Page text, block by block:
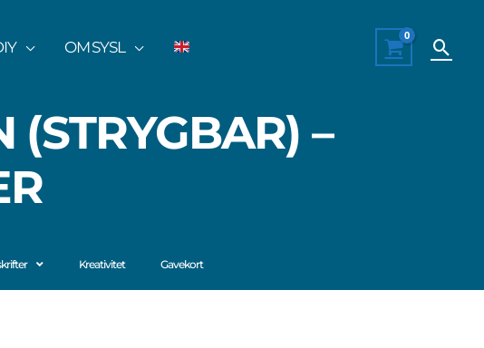
OM SYSL Søg
(STRYGBAR) –
Kreativitet Gavekort